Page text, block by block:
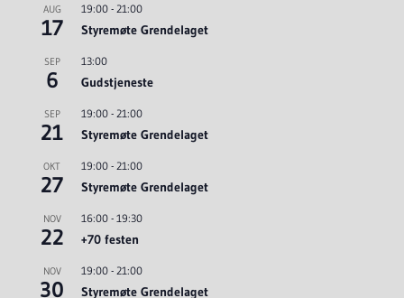
AUG
17
19:00- 21:00
Styremøte Grendelaget
SEP
6
13:00
Gudstjeneste
SEP
21
19:00- 21:00
Styremøte Grendelaget
OKT
27
19:00- 21:00
Styremøte Grendelaget
NOV
22
16:00- 19:30
+70 festen
NOV
30
19:00- 21:00
Styremøte Grendelaget